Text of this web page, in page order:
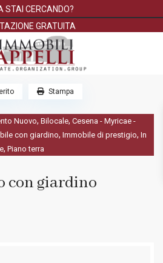
STAI CERCANDO?
GRATUITA
Nuovo,Bilocale,Cesena - Myricae -
con giardino,Immobile di prestigio,In
,Piano terra
con giardino
Stampa